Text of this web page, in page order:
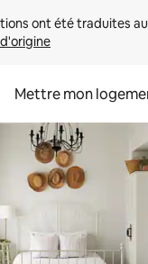
Mettre mon